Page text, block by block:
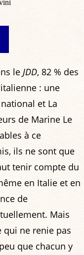
le JDD, 82 % des
: une
et La
de Marine Le
à ce
ils ne sont que
tenir compte du
en Italie et en
de
Mais
qui ne renie pas
que chacun y